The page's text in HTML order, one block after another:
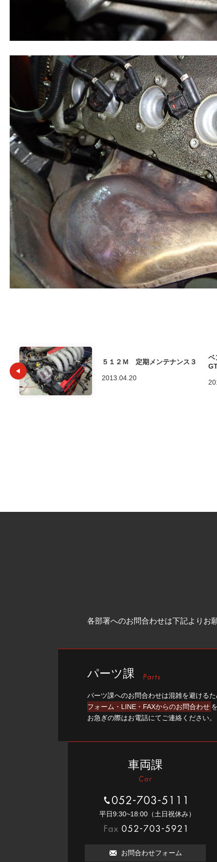
５１２Ｍ 定期メンテナンス３
2013.04.20
ベ
各部署へのお問合わせは下記よりお
パーツ課
パーツ課へのお問合わせは混雑を避ける
フォーム・LINE・FAXからのお問合わせ
お急ぎの際はお電話にてご連絡ください。
車両課
052-703-5111
平⽇9:30~18:00（⼟⽇祝休み）
お問合わせフォーム